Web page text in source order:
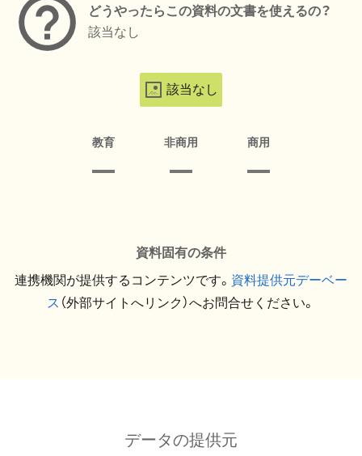
どうやったらこの資料の文書を使えるの？
該当なし
該当なし
教育 非商用 商用
資料固有の条件
連携機関が提供するコンテンツです。 資料提供元デーベー
ス （外部サイトへリンク）へお問合せください。
データの提供元